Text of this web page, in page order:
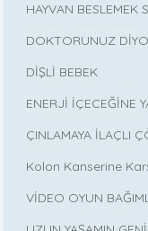
HAYVAN BESLEMEK
DOKTORUNUZ
DİŞLİ BEBEK
ENERJİ İÇECEĞİNE
ÇINLAMAYA İLAÇLI
Kolon Kanserine
VİDEO OYUN